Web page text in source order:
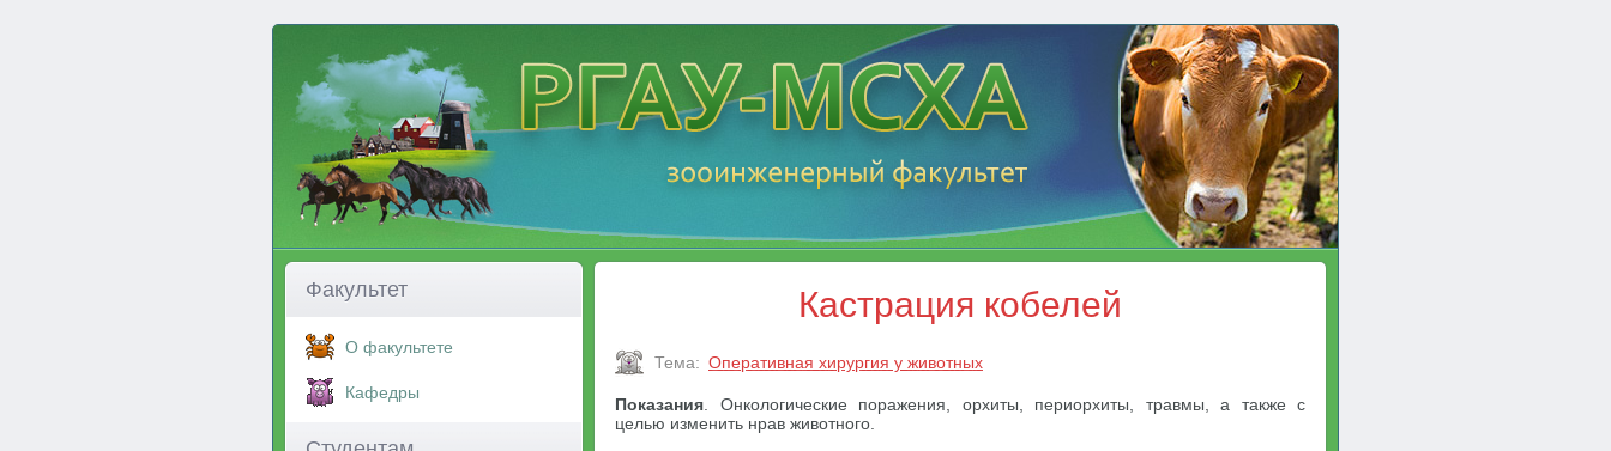
Факультет
О факультете
Кафедры
Кастрация кобелей
Тема: Оперативная хирургия у животных
Показания . Онкологические поражения, орхиты, периорхиты, травмы, а также с
целью изменить нрав животного.